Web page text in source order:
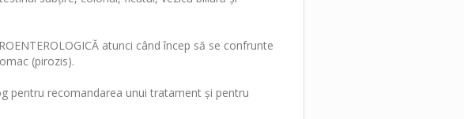
atunci când încep să se confrunte
(pirozis).
pentru recomandarea unui tratament și pentru